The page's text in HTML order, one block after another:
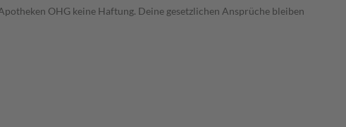
OHG keine Haftung. Deine gesetzlichen Ansprüche bleiben